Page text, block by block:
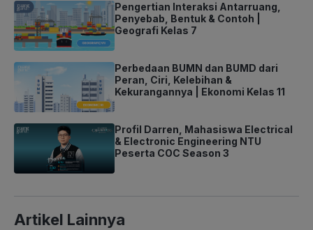
Pengertian Interaksi Antarruang,
Penyebab, Bentuk & Contoh |
Geografi Kelas 7
Perbedaan BUMN dan BUMD dari
Peran, Ciri, Kelebihan &
Kekurangannya | Ekonomi Kelas 11
Profil Darren, Mahasiswa Electrical
& Electronic Engineering NTU
Peserta COC Season 3
Artikel Lainnya